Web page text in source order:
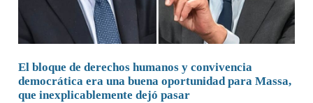
El bloque de derechos humanos y convivencia
democrática era una buena oportunidad para Massa,
que inexplicablemente dejó pasar